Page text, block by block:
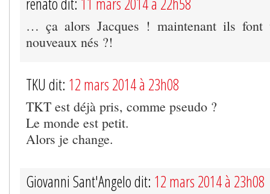
… ça alors Jacques ! maintenant ils font
nouveaux nés ?!
TKU dit: 12 mars 2014 à 23h08
TKT est déjà pris, comme pseudo ?
Le monde est petit.
Alors je change.
Giovanni Sant'Angelo dit: 12 mars 2014 à 23h08